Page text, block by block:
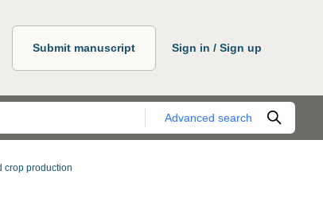
Submit manuscript Sign in / Sign up
Advanced search
crop production